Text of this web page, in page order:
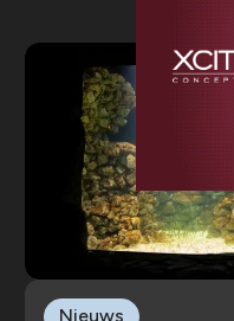
Nieuws